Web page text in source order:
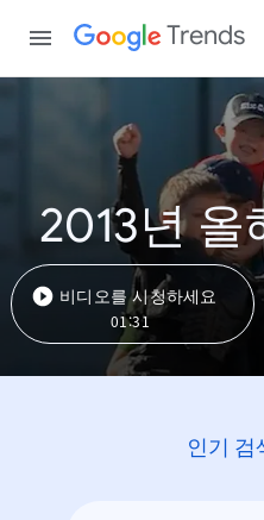
Trends
2013년 올
비디오를 시청하세요
01:31
인기 검